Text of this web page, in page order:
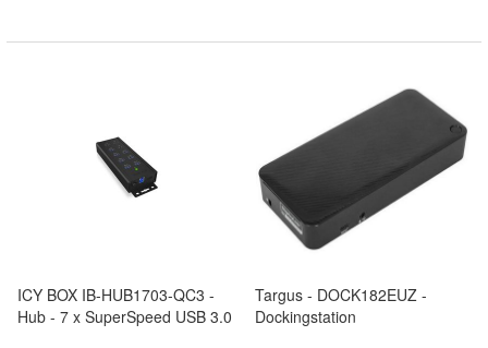
ICY BOX IB-HUB1703-QC3 -
Hub - 7 x SuperSpeed USB 3.0
Targus - DOCK182EUZ -
Dockingstation